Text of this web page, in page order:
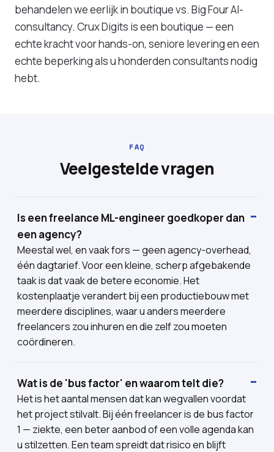
behandelen we eerlijk in boutique vs. Big Four AI-
consultancy. Crux Digits is een boutique — een
echte kracht voor hands-on, seniore levering en een
echte beperking als u honderden consultants nodig
hebt.
FAQ
Veelgestelde vragen
Is een freelance ML-engineer goedkoper dan
een agency?
Meestal wel, en vaak fors — geen agency-overhead,
één dagtarief. Voor een kleine, scherp afgebakende
taak is dat vaak de betere economie. Het
kostenplaatje verandert bij een productiebouw met
meerdere disciplines, waar u anders meerdere
freelancers zou inhuren en die zelf zou moeten
coördineren.
Wat is de 'bus factor' en waarom telt die?
Het is het aantal mensen dat kan wegvallen voordat
het project stilvalt. Bij één freelancer is de bus factor
1 — ziekte, een beter aanbod of een volle agenda kan
u stilzetten. Een team spreidt dat risico en blijft